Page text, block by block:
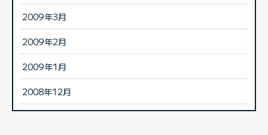
2009年3月
2009年2月
2009年1月
2008年12月